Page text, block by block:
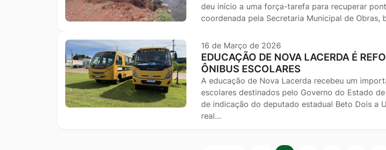
deu início a uma força-tarefa para recuperar
coordenada pela Secretaria Municipal de
16 de Março de 2026
EDUCAÇÃO DE NOVA LACERDA É
ÔNIBUS ESCOLARES
A educação de Nova Lacerda recebeu um
escolares destinados pelo Governo do Estado
de indicação do deputado estadual Beto Dois a
real…